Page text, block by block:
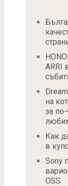
ARRI
на
за
Как
в
Sony
OSS